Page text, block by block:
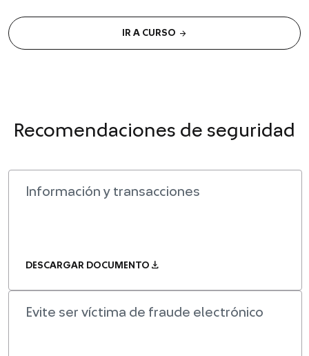
IR A CURSO arrow_forward
Recomendaciones de seguridad
Información y transacciones
DESCARGAR DOCUMENTO download
Evite ser víctima de fraude electrónico